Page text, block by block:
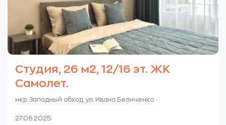
Студия, 26 м2, 12/16 эт. ЖК
Самолет.
мкр. Западный обход. ул. Ивана Беличенко.
27.06.2025